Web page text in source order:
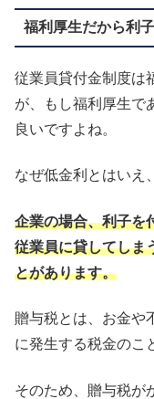
福利厚生だから利
従業員貸付金制度は
が、もし福利厚生で
良いですよね。
なぜ低金利とはいえ
企業の場合、利子を
従業員に貸してしま
とがあります。
贈与税とは、お金や
に発生する税金のこ
そのため、贈与税が